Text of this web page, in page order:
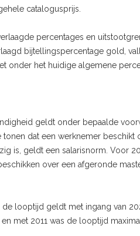
catalogusprijs.
percentages en
bijtellingspercentage gold,
onder het huidige algemene
geldt onder bepaalde
dat een werknemer beschikt
is, geldt een salarisnorm. Voor
over een afgeronde
looptijd geldt met ingang van
met 2011 was de looptijd